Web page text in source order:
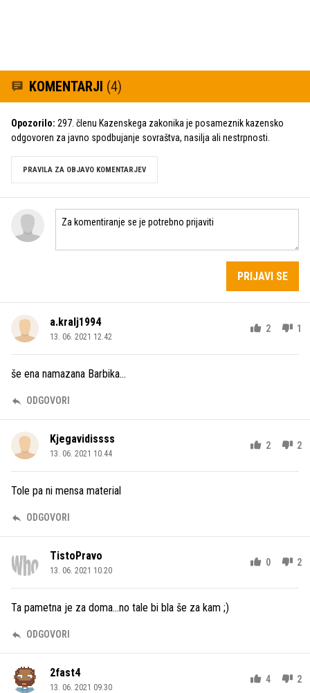
KOMENTARJI (4)
Opozorilo: 297. členu Kazenskega zakonika je posameznik kazensko
odgovoren za javno spodbujanje sovraštva, nasilja ali nestrpnosti.
PRAVILA ZA OBJAVO KOMENTARJEV
PRIJAVI SE
a.kralj1994
13. 06. 2021 12.42
2 1
še ena namazana Barbika...
ODGOVORI
Kjegavidissss
13. 06. 2021 10.44
2 2
Tole pa ni mensa material
ODGOVORI
TistoPravo
13. 06. 2021 10.20
0 2
Ta pametna je za doma...no tale bi bla še za kam ;)
ODGOVORI
2fast4
13. 06. 2021 09.30
4 2